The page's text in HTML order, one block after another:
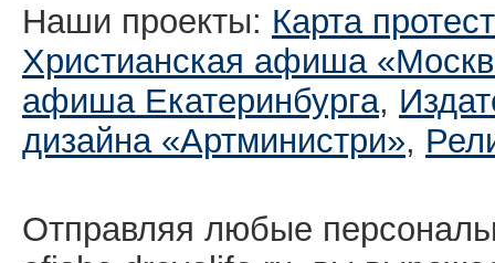
Наши проекты: Карта
Христианская афиша
афиша Екатеринбургa,
дизайна «Артминистри»,
Отправляя любые